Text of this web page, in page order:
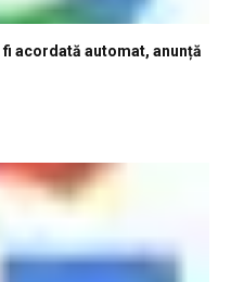
fi acordată automat, anunță